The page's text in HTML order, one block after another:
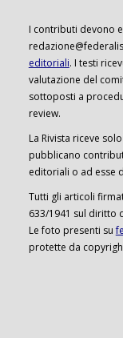
I contributi devono
editoriali. I testi
valutazione del
sottoposti a
review.
La Rivista riceve
pubblicano
editoriali o ad esse
Tutti gli articoli
633/1941 sul diritto
Le foto presenti su
protette da